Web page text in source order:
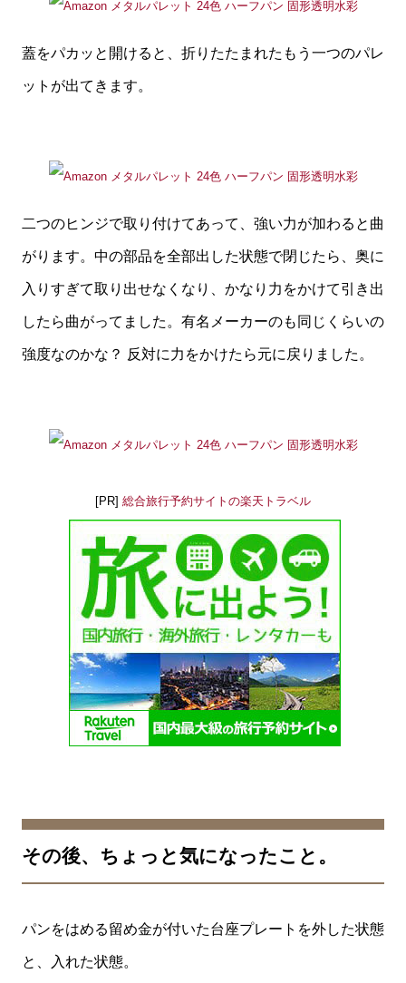
蓋をパカッと開けると、折りたたまれたもう一つのパレ
ットが出てきます。
二つのヒンジで取り付けてあって、強い力が加わると曲
がります。中の部品を全部出した状態で閉じたら、奥に
入りすぎて取り出せなくなり、かなり力をかけて引き出
したら曲がってました。有名メーカーのも同じくらいの
強度なのかな？ 反対に力をかけたら元に戻りました。
[PR] 総合旅行予約サイトの楽天トラベル
その後、ちょっと気になったこと。
パンをはめる留め金が付いた台座プレートを外した状態
と、入れた状態。